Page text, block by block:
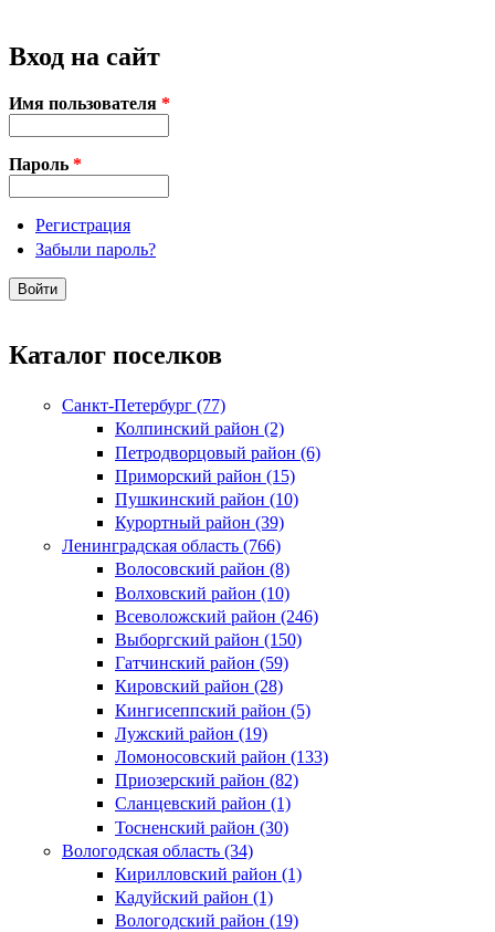
Вход на сайт
Имя пользователя *
Пароль *
Регистрация
Забыли пароль?
Каталог поселков
Санкт-Петербург (77)
Колпинский район (2)
Петродворцовый район (6)
Приморский район (15)
Пушкинский район (10)
Курортный район (39)
Ленинградская область (766)
Волосовский район (8)
Волховский район (10)
Всеволожский район (246)
Выборгский район (150)
Гатчинский район (59)
Кировский район (28)
Кингисеппский район (5)
Лужский район (19)
Ломоносовский район (133)
Приозерский район (82)
Сланцевский район (1)
Тосненский район (30)
Вологодская область (34)
Кирилловский район (1)
Кадуйский район (1)
Вологодский район (19)